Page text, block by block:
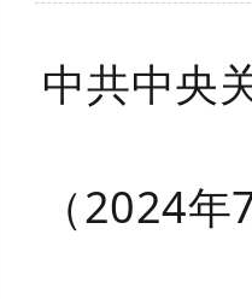
中共中央
（2024